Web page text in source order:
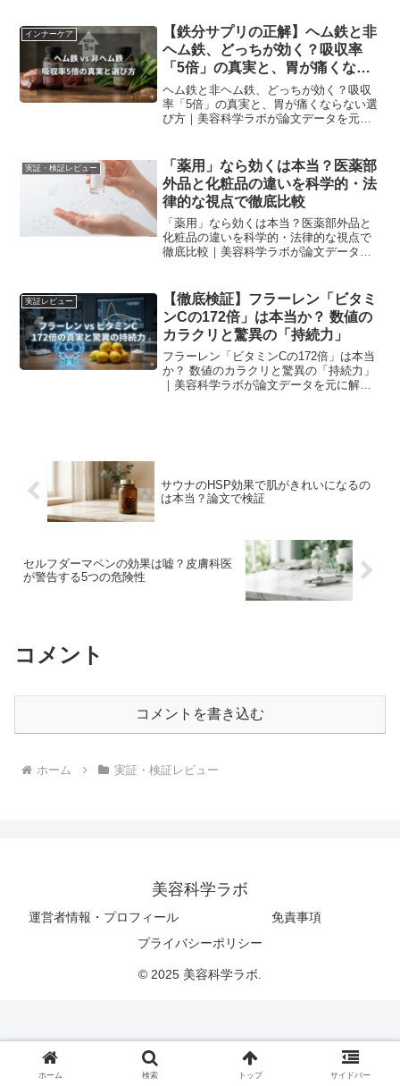
インナーケア
【鉄分サプリの正解】ヘム鉄と非
ヘム鉄、どっちが効く？吸収率
「5倍」の真実と、胃が痛くなら
ない選び方
ヘム鉄と非ヘム鉄、どっちが効く？吸収
率「5倍」の真実と、胃が痛くならない選
び方｜美容科学ラボが論文データを元に
実証・検証レビュー
「薬用」なら効くは本当？医薬部
外品と化粧品の違いを科学的・法
律的な視点で徹底比較
「薬用」なら効くは本当？医薬部外品と
化粧品の違いを科学的・法律的な視点で
徹底比較｜美容科学ラボが論文データを
実証レビュー
【徹底検証】フラーレン「ビタミ
ンCの172倍」は本当か？ 数値の
カラクリと驚異の「持続力」
フラーレン「ビタミンCの172倍」は本当
か？ 数値のカラクリと驚異の「持続力」
｜美容科学ラボが論文データを元に解
サウナのHSP効果で肌がきれいになるの
は本当？論文で検証
セルフダーマペンの効果は嘘？皮膚科医
が警告する5つの危険性
コメント
コメントを書き込む
ホーム 実証・検証レビュー
美容科学ラボ
運営者情報・プロフィール
免責事項
プライバシーポリシー
© 2025 美容科学ラボ.
ホーム 検索 トップ サイドバー